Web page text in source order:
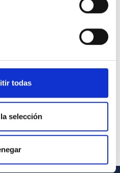
todas
selección